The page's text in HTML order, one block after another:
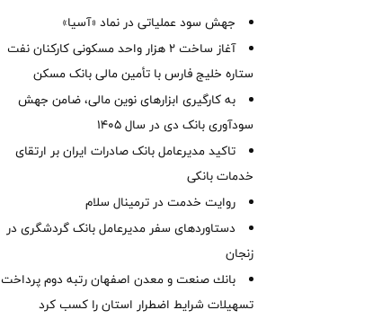
جهش سود عملیاتی در نماد «آسیا»
آغاز ساخت ۲ هزار واحد مسکونی کارکنان نفت
ستاره خلیج فارس با تأمین مالی بانک مسکن
به کارگیری ابزارهای نوین مالی، ضامن جهش
سودآوری بانک دی در سال 1405
تاکید مدیرعامل بانک صادرات ایران بر ارتقای
خدمات بانکی
روایت خدمت در ترمینال سلام
دستاوردهای سفر مدیرعامل بانک گردشگری در
زنجان
بانك صنعت و معدن اصفهان رتبه دوم پرداخت
تسهیلات شرایط اضطرار استان را كسب كرد